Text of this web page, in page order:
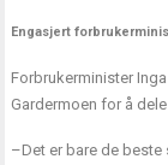
Engasjert
Forbrukerminister
Gardermoen for å
–Det er bare de beste